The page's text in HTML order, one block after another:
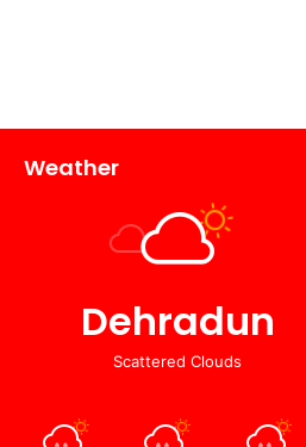
Weather
Dehradun
Scattered Clouds